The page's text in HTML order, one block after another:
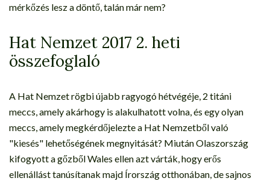
mérkőzés lesz a döntő, talán már nem?
Hat Nemzet 2017 2. heti
összefoglaló
A Hat Nemzet rögbi újabb ragyogó hétvégéje, 2 titáni
meccs, amely akárhogy is alakulhatott volna, és egy olyan
meccs, amely megkérdőjelezte a Hat Nemzetből való
"kiesés" lehetőségének megnyitását? Miután Olaszország
kifogyott a gőzből Wales ellen azt várták, hogy erős
ellenállást tanúsítanak majd Írország otthonában, de sajnos